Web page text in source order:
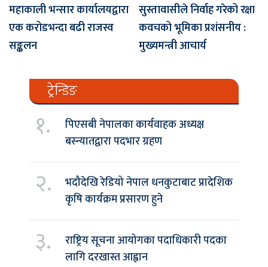
महाकाली भन्सार कार्यालयद्वारा
एक करोडभन्दा बढी राजस्व
सङ्कलन
सुस्तावासीले निर्वाह गरेको रक्षा
कवचको भूमिका प्रशंसनीय :
मुख्यमन्त्री आचार्य
ट्रेन्डिङ
१.
पिएसबी नेपालका कार्यवाहक अध्यक्ष
बस्न्यातद्वारा पदभार ग्रहण
२.
भदौदेखि रेडियो नेपाल धनकुटाबाट प्रादेशिक
कृषि कार्यक्रम प्रसारण हुने
३.
राष्ट्रिय सूचना आयोगका पदाधिकारी पदका
लागि दरखास्त आह्वान